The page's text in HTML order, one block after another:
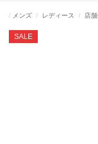
SALE
メンズ レディース 店